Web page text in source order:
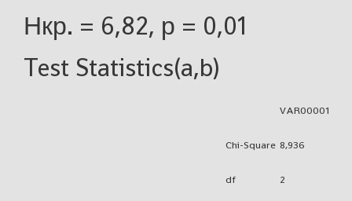
Нкр. = 6,82, р = 0,01
Test Statistics(a,b)
VAR00001
Chi-Square 8,936
df 2